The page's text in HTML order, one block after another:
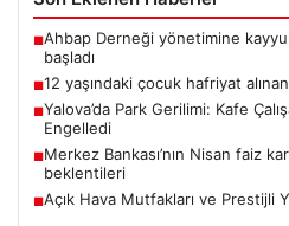
■Ahbap Derneği yönetimine
başladı
■12 yaşındaki çocuk hafriyat
■Yalova’da Park Gerilimi: Kafe
Engelledi
■Merkez Bankası’nın Nisan faiz
beklentileri
■Açık Hava Mutfakları ve Prestijli